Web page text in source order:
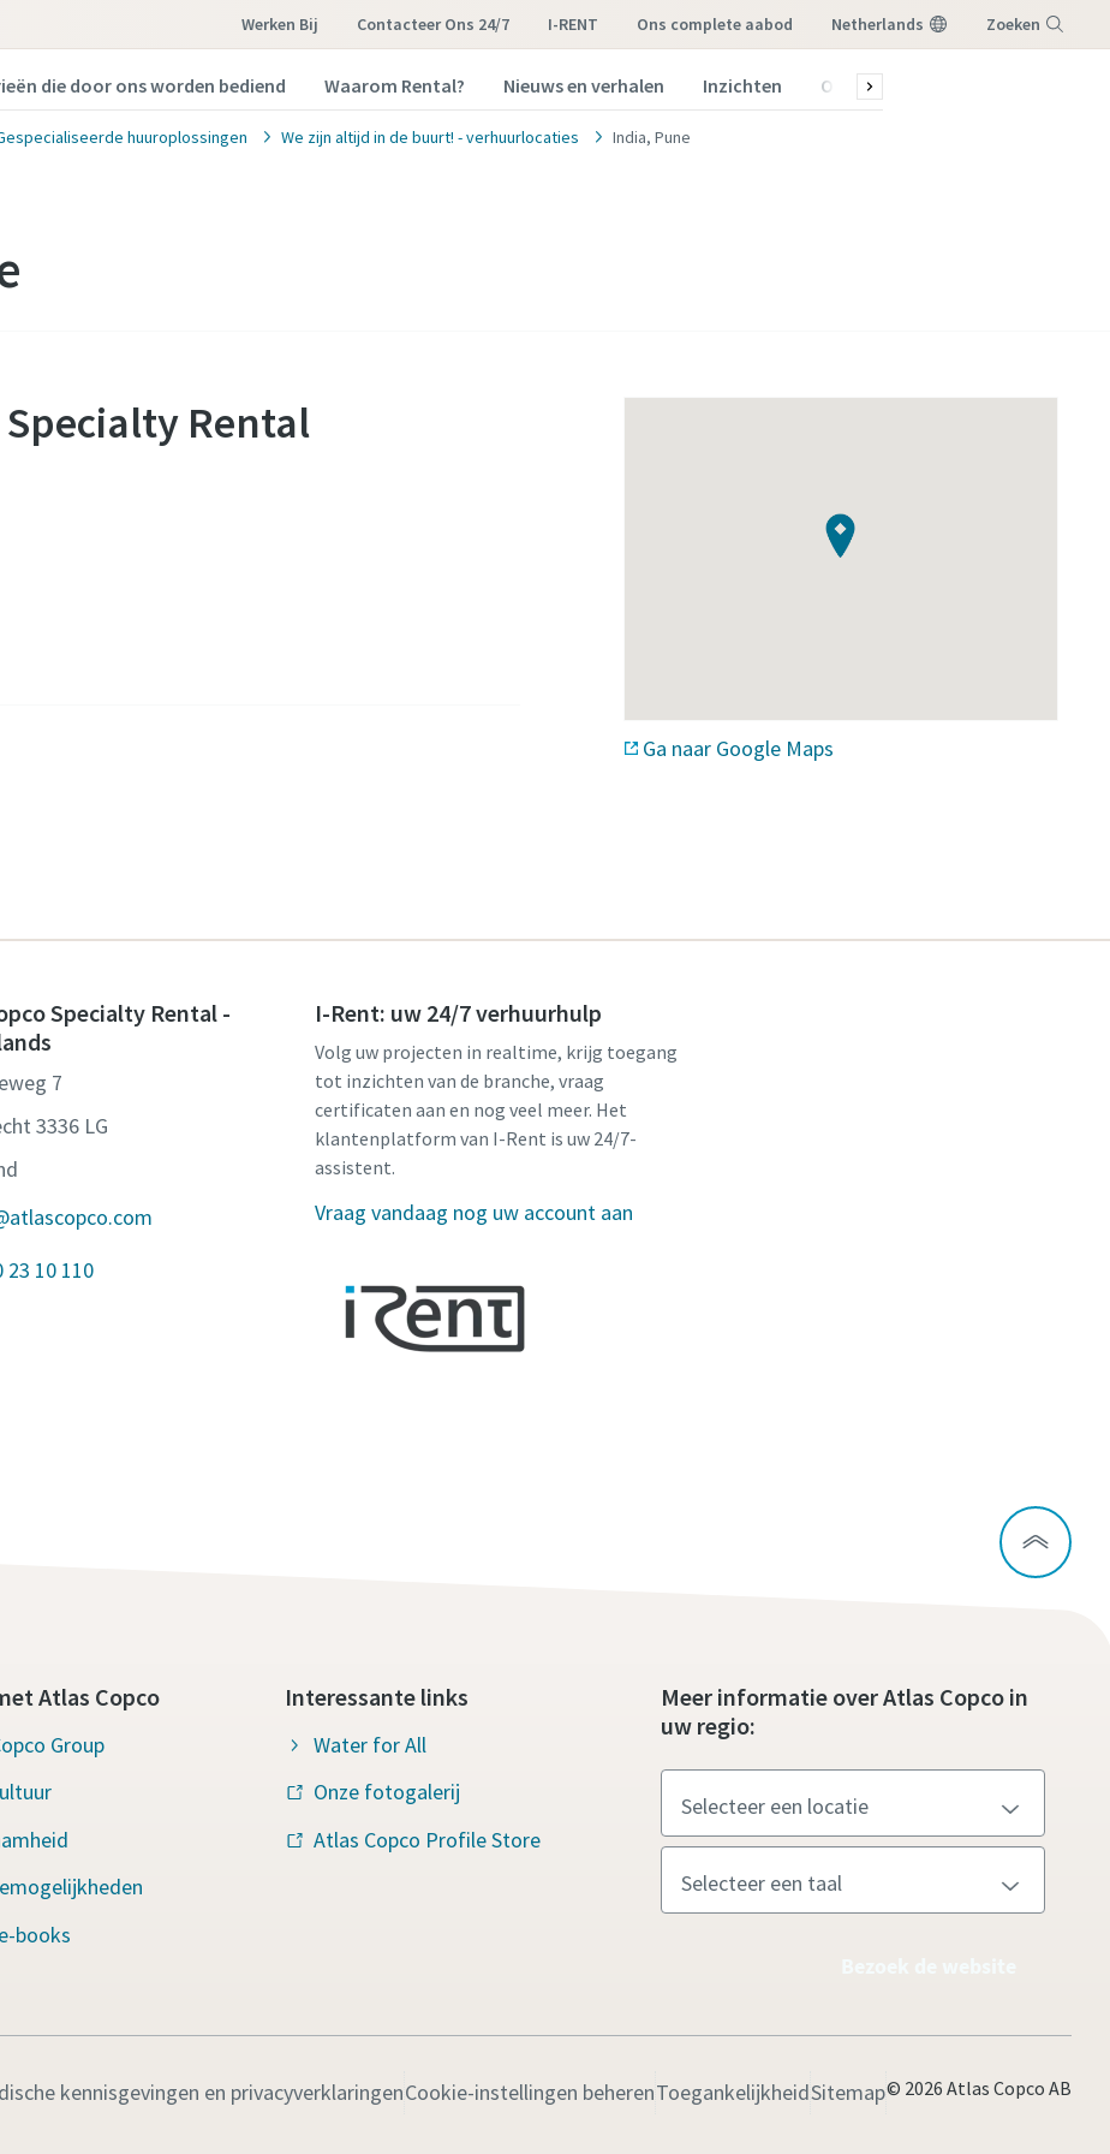
Werken Bij Contacteer Ons 24/7 I-RENT ons complete aabod Netherlands Zoeken
die door ons worden bediend Waarom Rental? Nieuws en verhalen Inzichten Over ons
huuroplossingen We zijn altijd in de buurt! - verhuurlocaties India, Pune
Rental
Ga naar Google Maps
Specialty Rental -
7
3336 LG
23 10 110
I-Rent: uw 24/7 verhuurhulp
Volg uw projecten in realtime, krijg toegang
tot inzichten van de branche, vraag
certificaten aan en nog veel meer. Het
klantenplatform van I-Rent is uw 24/7-
assistent.
Vraag vandaag nog uw account aan
Atlas Copco
Group
books
Interessante links
Water for All
Onze fotogalerij
Atlas Copco Profile Store
Meer informatie over Atlas Copco in
uw regio:
kennisgevingen en privacyverklaringenCookie-instellingen beherenToegankelijkheidSitemap© 2026 Atlas Copco AB